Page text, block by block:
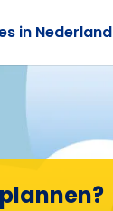
in Nederland